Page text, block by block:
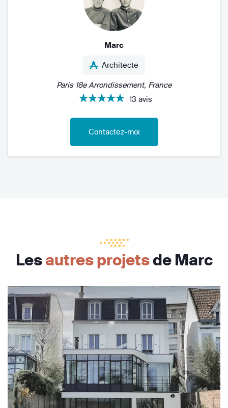
Marc
Architecte
Paris 18e Arrondissement, France
13 avis
Contactez-moi
Lesautres projetsde Marc